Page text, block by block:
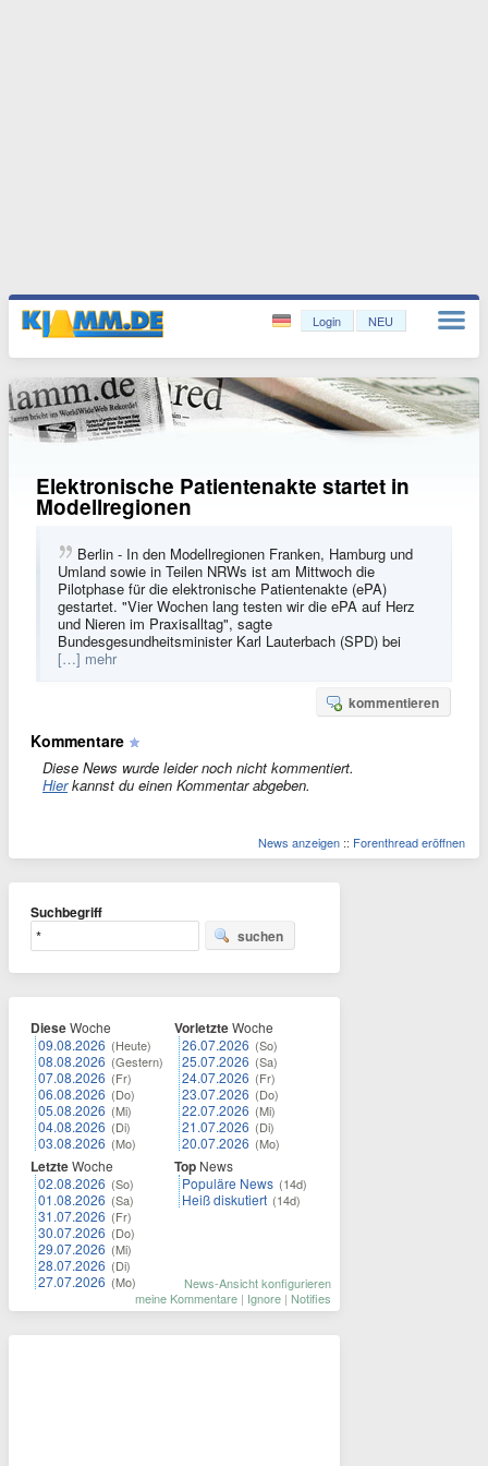
Login NEU
Elektronische Patientenakte startet in
Modellregionen
Berlin - In den Modellregionen Franken, Hamburg und
Umland sowie in Teilen NRWs ist am Mittwoch die
Pilotphase für die elektronische Patientenakte (ePA)
gestartet. "Vier Wochen lang testen wir die ePA auf Herz
und Nieren im Praxisalltag", sagte
Bundesgesundheitsminister Karl Lauterbach (SPD) bei
[…] mehr
kommentieren
Kommentare
Diese News wurde leider noch nicht kommentiert.
Hierkannst du einen Kommentar abgeben.
News anzeigen :: Forenthread eröffnen
Suchbegriff
suchen
DieseWoche
09.08.2026 (Heute)
08.08.2026 (Gestern)
07.08.2026 (Fr)
06.08.2026 (Do)
05.08.2026 (Mi)
04.08.2026 (Di)
03.08.2026 (Mo)
LetzteWoche
02.08.2026 (So)
01.08.2026 (Sa)
31.07.2026 (Fr)
30.07.2026 (Do)
29.07.2026 (Mi)
28.07.2026 (Di)
27.07.2026 (Mo)
VorletzteWoche
26.07.2026 (So)
25.07.2026 (Sa)
24.07.2026 (Fr)
23.07.2026 (Do)
22.07.2026 (Mi)
21.07.2026 (Di)
20.07.2026 (Mo)
Top News
Populäre News (14d)
Heiß diskutiert (14d)
News-Ansicht konfigurieren
meine Kommentare | Ignore | Notifies